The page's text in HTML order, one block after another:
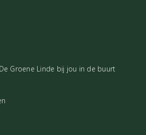
Groene Linde bij jou in de buurt